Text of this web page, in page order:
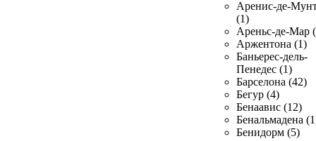
Аренис-де-
(1)
Ареньс-де-Мар
Аржентона (1)
Баньерес-дель-
Пенедес (1)
Барселона (42)
Бегур (4)
Бенаавис (12)
Бенальмадена
Бенидорм (5)